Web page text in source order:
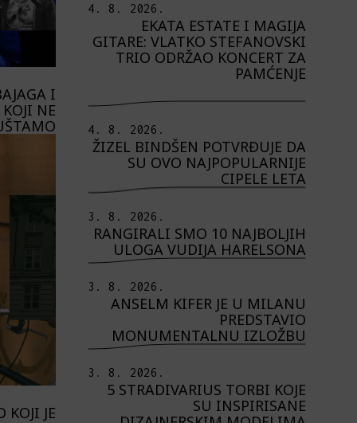
I
NE
KOJI JE
4. 8. 2026.
EKATA ESTATE I MAGIJA
GITARE: VLATKO STEFANOVSKI
TRIO ODRŽAO KONCERT ZA
PAMĆENJE
4. 8. 2026.
ŽIZEL BINDŠEN POTVRĐUJE DA
SU OVO NAJPOPULARNIJE
CIPELE LETA
3. 8. 2026.
RANGIRALI SMO 10 NAJBOLJIH
ULOGA VUDIJA HARELSONA
3. 8. 2026.
ANSELM KIFER JE U MILANU
PREDSTAVIO
MONUMENTALNU IZLOŽBU
3. 8. 2026.
5 STRADIVARIUS TORBI KOJE
SU INSPIRISANE